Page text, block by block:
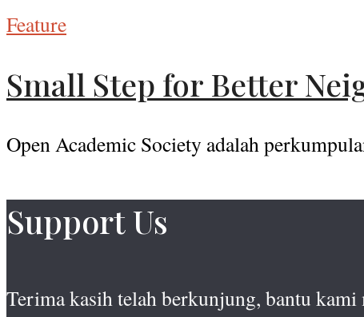
Feature
Small Step for Better
Open Academic Society adalah
Support Us
Terima kasih telah berkunjung, bantu